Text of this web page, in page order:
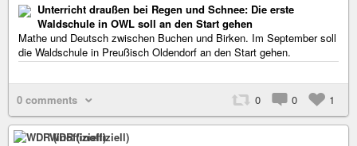
Unterricht draußen bei Regen und Schnee: Die erste
Waldschule in OWL soll an den Start gehen
Mathe und Deutsch zwischen Buchen und Birken. Im September soll
die Waldschule in Preußisch Oldendorf an den Start gehen.
0 comments 0 0 1
WDR (inoffiziell)